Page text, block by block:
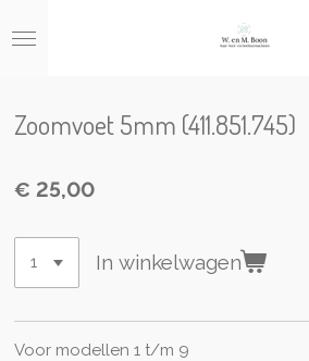
direct
hoofdinhoud
Zoomvoet 5mm (411.851.745)
€ 25,00
In winkelwagen
Voor modellen 1 t/m 9